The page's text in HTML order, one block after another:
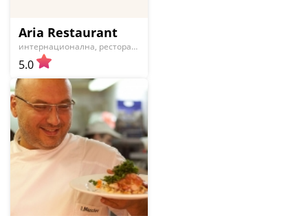
Aria Restaurant
интернационална, ресторанти
5.0